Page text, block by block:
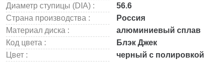
Диаметр ступицы (DIA) :
56.6
Страна производства :
Россия
Материал диска :
алюминиевый сплав
Код цвета :
Блэк Джек
Цвет :
черный с полировкой